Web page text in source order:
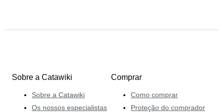
Sobre a Catawiki
Sobre a Catawiki
Os nossos especialistas
Comprar
Como comprar
Proteção do comprador